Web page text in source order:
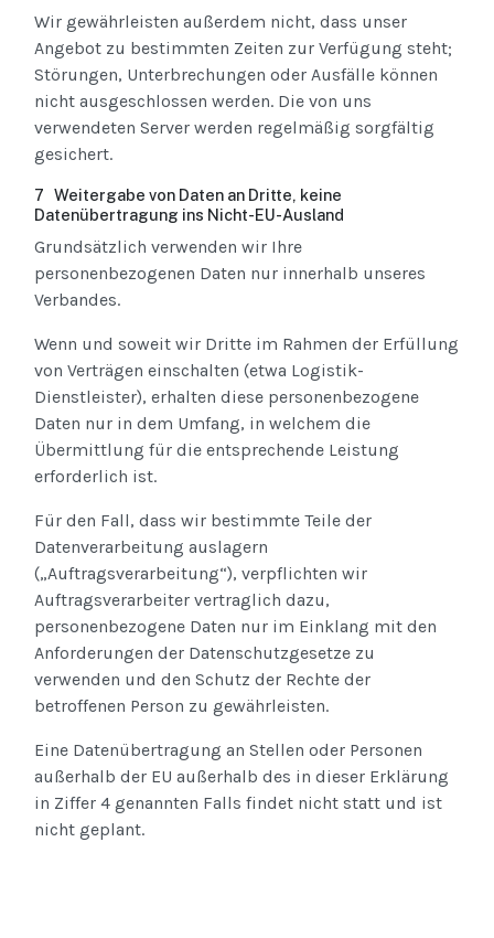
Wir gewährleisten außerdem nicht, dass unser
Angebot zu bestimmten Zeiten zur Verfügung steht;
Störungen, Unterbrechungen oder Ausfälle können
nicht ausgeschlossen werden. Die von uns
verwendeten Server werden regelmäßig sorgfältig
gesichert.
7 Weitergabe von Daten an Dritte, keine
Datenübertragung ins Nicht-EU-Ausland
Grundsätzlich verwenden wir Ihre
personenbezogenen Daten nur innerhalb unseres
Verbandes.
Wenn und soweit wir Dritte im Rahmen der Erfüllung
von Verträgen einschalten (etwa Logistik-
Dienstleister), erhalten diese personenbezogene
Daten nur in dem Umfang, in welchem die
Übermittlung für die entsprechende Leistung
erforderlich ist.
Für den Fall, dass wir bestimmte Teile der
Datenverarbeitung auslagern
(„Auftragsverarbeitung“), verpflichten wir
Auftragsverarbeiter vertraglich dazu,
personenbezogene Daten nur im Einklang mit den
Anforderungen der Datenschutzgesetze zu
verwenden und den Schutz der Rechte der
betroffenen Person zu gewährleisten.
Eine Datenübertragung an Stellen oder Personen
außerhalb der EU außerhalb des in dieser Erklärung
in Ziffer 4 genannten Falls findet nicht statt und ist
nicht geplant.